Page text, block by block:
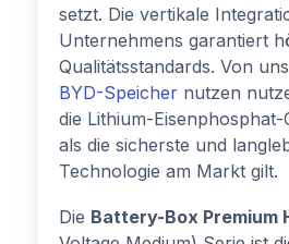
setzt. Die vertikale
Unternehmens garantiert
Qualitätsstandards. Von
BYD-Speicher nutzen
die Lithium-Eisenphosphat-
als die sicherste und
Technologie am Markt gilt.
Die Battery-Box Premium